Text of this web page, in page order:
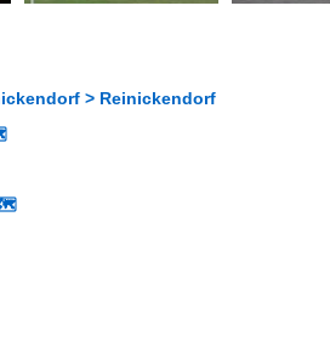
> Reinickendorf